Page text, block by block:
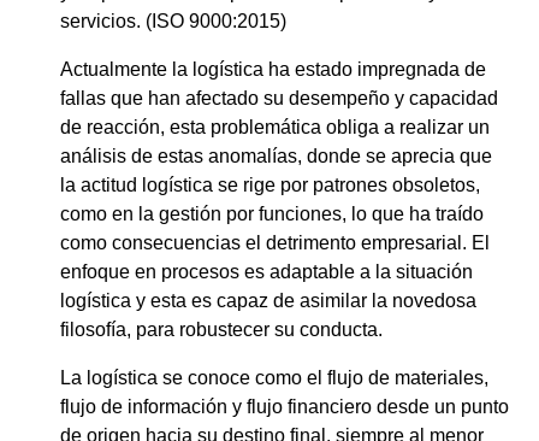
servicios. (ISO 9000:2015)
Actualmente la logística ha estado impregnada de
fallas que han afectado su desempeño y capacidad
de reacción, esta problemática obliga a realizar un
análisis de estas anomalías, donde se aprecia que
la actitud logística se rige por patrones obsoletos,
como en la gestión por funciones, lo que ha traído
como consecuencias el detrimento empresarial. El
enfoque en procesos es adaptable a la situación
logística y esta es capaz de asimilar la novedosa
filosofía, para robustecer su conducta.
La logística se conoce como el flujo de materiales,
flujo de información y flujo financiero desde un punto
de origen hacia su destino final, siempre al menor